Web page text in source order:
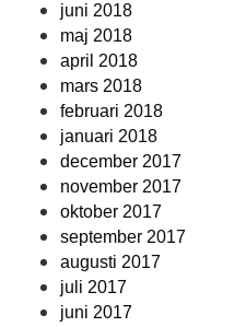
juni 2018
maj 2018
april 2018
mars 2018
februari 2018
januari 2018
december 2017
november 2017
oktober 2017
september 2017
augusti 2017
juli 2017
juni 2017